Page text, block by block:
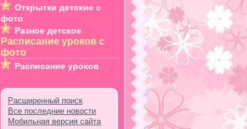
Открытки детские с
фото
Разное детское
Расписание уроков с
фото
Расписание уроков
Расширенный поиск
Все последние новости
Мобильная версия сайта